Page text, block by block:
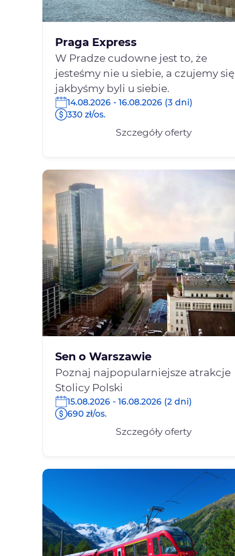
Praga Express
W Pradze cudowne jest to, że
jesteśmy nie u siebie, a czujemy się
jakbyśmy byli u siebie.
14.08.2026 - 16.08.2026 (3 dni)
330 zł/os.
Szczegóły oferty
Sen o Warszawie
Poznaj najpopularniejsze atrakcje
Stolicy Polski
15.08.2026 - 16.08.2026 (2 dni)
690 zł/os.
Szczegóły oferty